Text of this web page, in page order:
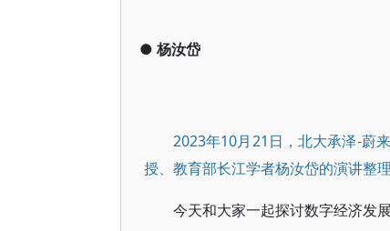
● 杨汝岱
2023年10月21日，北大承泽-蔚
授、教育部长江学者杨汝岱的演讲整理
今天和大家一起探讨数字经济发